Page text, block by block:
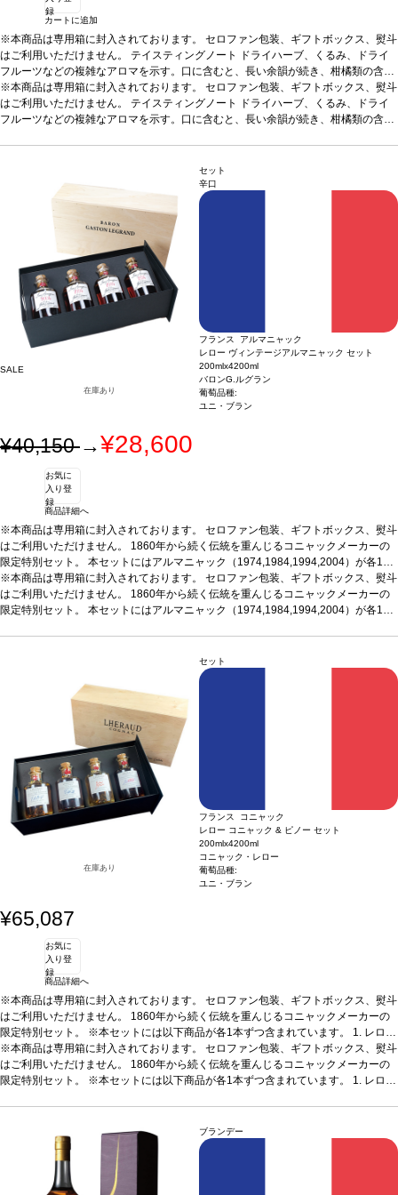
録
カートに追加
※本商品は専用箱に封入されております。 セロファン包装、ギフトボックス、熨斗
はご利用いただけません。 テイスティングノート
ドライハーブ、くるみ、ドライ
フルーツなどの複雑なアロマを示す。口に含むと、長い余韻が続き、柑橘類の含み
を伴う。合う料理食後酒として葡萄品種 100% ユニ・ブラン
※本商品は専用箱に封入されております。 セロファン包装、ギフトボックス、熨斗
はご利用いただけません。 テイスティングノート
ドライハーブ、くるみ、ドライ
フルーツなどの複雑なアロマを示す。口に含むと、長い余韻が続き、柑橘類の含み
SALE
在庫あり
セット
辛口
フランス アルマニャック
レロー ヴィンテージアルマニャック セット
200mlx4200ml
バロンG.ルグラン
葡萄品種:
ユニ・ブラン
¥40,150→¥28,600
お気に
入り登
録
商品詳細へ
※本商品は専用箱に封入されております。 セロファン包装、ギフトボックス、熨斗
はご利用いただけません。 1860年から続く伝統を重んじるコニャックメーカーの
限定特別セット。 本セットにはアルマニャック（1974,1984,1994,2004）が各1本
ずつ含まれています。※本商品は梱包済のセット商品のため、以下は承れません。
・商品をバラして別梱包 ・商品を別配送先へ送る ・セット内の一部商品を外す ・
商品のギフト梱包（無料ラッピング含む）
※本商品は専用箱に封入されております。 セロファン包装、ギフトボックス、熨斗
はご利用いただけません。 1860年から続く伝統を重んじるコニャックメーカーの
限定特別セット。 本セットにはアルマニャック（1974,1984,1994,2004）が各1本
商品のギフト梱包（無料ラッピング含む）
在庫あり
セット
フランス コニャック
レロー コニャック & ピノー セット
200mlx4200ml
コニャック・レロー
葡萄品種:
ユニ・ブラン
¥65,087
お気に
入り登
録
商品詳細へ
※本商品は専用箱に封入されております。 セロファン包装、ギフトボックス、熨斗
はご利用いただけません。 1860年から続く伝統を重んじるコニャックメーカーの
限定特別セット。 ※本セットには以下商品が各1本ずつ含まれています。 1. レロー
コニャック VSOP200ml / コニャック / 辛口2. レロー コニャック キュヴェ20 200
ml / コニャック / 辛口3. レロー コニャック キュヴェ プティ・シャンパーニュ (199
3)200ml / コニャック / 辛口4. レロー ピノー・デ・シャラント 15年200ml / 酒精強
ギフト梱包（無料ラッピング含む）
※本商品は専用箱に封入されております。 セロファン包装、ギフトボックス、熨斗
はご利用いただけません。 1860年から続く伝統を重んじるコニャックメーカーの
限定特別セット。 ※本セットには以下商品が各1本ずつ含まれています。 1. レロー
200ml / コニャック / 辛口4. レロー ピノー・デ・シャラント 15年
化ワイン / 甘口 ※本商品は梱包済のセット商品のため、以下は承れません。 ・商品
をバラして別梱包 ・商品を別配送先へ送る ・セット内の一部商品を外す ・商品の
ギフト梱包（無料ラッピング含む）
ブランデー